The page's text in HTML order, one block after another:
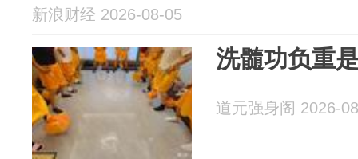
新浪财经 2026-08-05
洗髓功负重
道元强身阁 2026-